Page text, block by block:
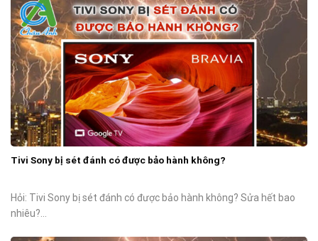
Tivi Sony bị sét đánh có được bảo hành không?
Hỏi: Tivi Sony bị sét đánh có được bảo hành không? Sửa hết bao
nhiêu?...